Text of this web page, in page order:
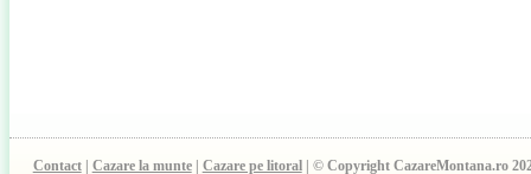
Contact| Cazare la munte| Cazare pe litoral| © Copyright CazareMontana.ro